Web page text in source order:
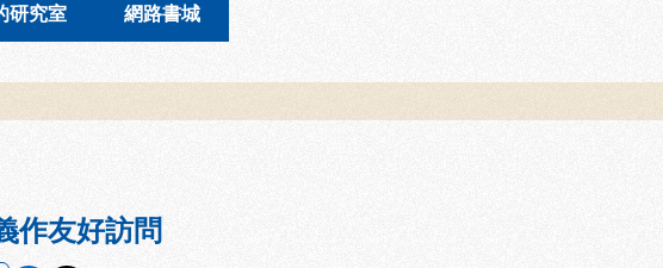
研究室 網路書城
作友好訪問